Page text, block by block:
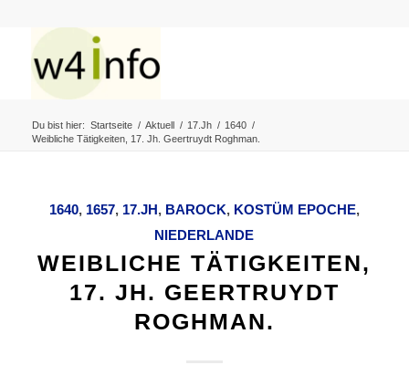
Du bist hier: Startseite / Aktuell / 17.Jh / 1640 /
Weibliche Tätigkeiten, 17. Jh. Geertruydt Roghman.
1640, 1657, 17.JH, BAROCK, KOSTÜM EPOCHE,
NIEDERLANDE
WEIBLICHE TÄTIGKEITEN,
17. JH. GEERTRUYDT
ROGHMAN.